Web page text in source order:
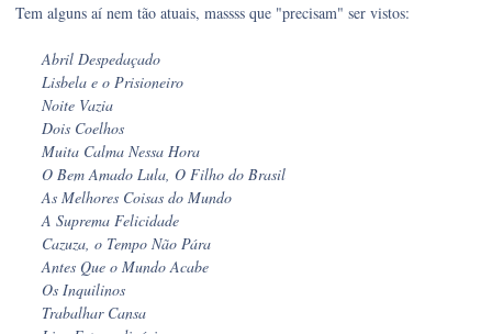
Tem alguns aí nem tão atuais, massss que "precisam" ser vistos:
Abril Despedaçado
Lisbela e o Prisioneiro
Noite Vazia
Dois Coelhos
Muita Calma Nessa Hora
O Bem Amado Lula, O Filho do Brasil
As Melhores Coisas do Mundo
A Suprema Felicidade
Cazuza, o Tempo Não Pára
Antes Que o Mundo Acabe
Os Inquilinos
Trabalhar Cansa